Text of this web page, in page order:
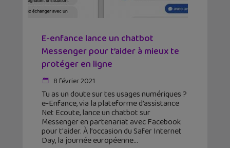
E-enfance lance un chatbot
Messenger pour t’aider à mieux te
protéger en ligne
8 février 2021
Tu as un doute sur tes usages numériques ?
e-Enfance, via la plateforme d’assistance
Net Ecoute, lance un chatbot sur
Messenger en partenariat avec Facebook
pour t'aider. À l’occasion du Safer Internet
Day, la journée européenne